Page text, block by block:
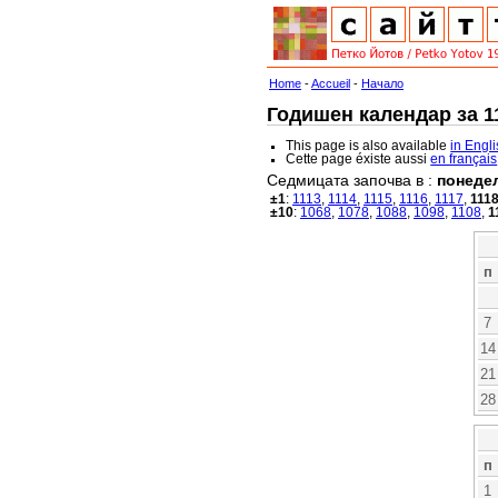
Home -Accueil - Начало
Годишен календар за
This page is also availablein
Cette page éxiste aussien français
Седмицата започва в :
±1: 1113 1114 1115 1116 1117 1118
±10: 1068 1078 1088 1098 1108
п
7
14
21
28
п
1